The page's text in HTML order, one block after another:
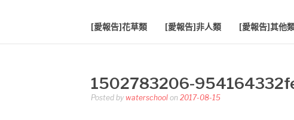
[愛報告]花草類 [愛報告]非人類 [愛報告]其他
1502783206-
Posted by waterschool on 2017-08-15